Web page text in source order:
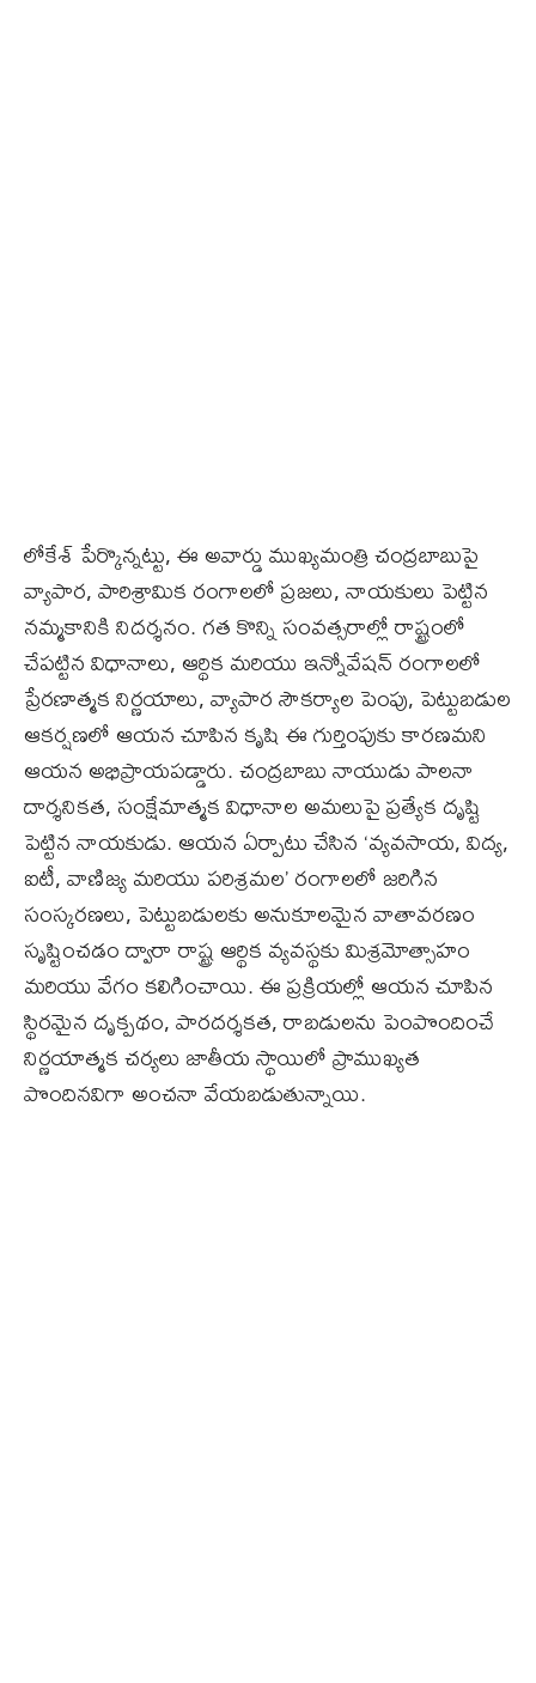
లోకేశ్ పేర్కొన్నట్టు, ఈ అవార్డు ముఖ్యమంత్రి చంద్రబాబుపై
వ్యాపార, పారిశ్రామిక రంగాలలో ప్రజలు, నాయకులు పెట్టిన
నమ్మకానికి నిదర్శనం. గత కొన్ని సంవత్సరాల్లో రాష్ట్రంలో
చేపట్టిన విధానాలు, ఆర్థిక మరియు ఇన్నోవేషన్ రంగాలలో
ప్రేరణాత్మక నిర్ణయాలు, వ్యాపార సౌకర్యాల పెంపు, పెట్టుబడుల
ఆకర్షణలో ఆయన చూపిన కృషి ఈ గుర్తింపుకు కారణమని
ఆయన అభిప్రాయపడ్డారు. చంద్రబాబు నాయుడు పాలనా
దార్శనికత, సంక్షేమాత్మక విధానాల అమలుపై ప్రత్యేక దృష్టి
పెట్టిన నాయకుడు. ఆయన ఏర్పాటు చేసిన ‘వ్యవసాయ, విద్య,
ఐటీ, వాణిజ్య మరియు పరిశ్రమల’ రంగాలలో జరిగిన
సంస్కరణలు, పెట్టుబడులకు అనుకూలమైన వాతావరణం
సృష్టించడం ద్వారా రాష్ట్ర ఆర్థిక వ్యవస్థకు మిశ్రమోత్సాహం
మరియు వేగం కలిగించాయి. ఈ ప్రక్రియల్లో ఆయన చూపిన
స్థిరమైన దృక్పథం, పారదర్శకత, రాబడులను పెంపొందించే
నిర్ణయాత్మక చర్యలు జాతీయ స్థాయిలో ప్రాముఖ్యత
పొందినవిగా అంచనా వేయబడుతున్నాయి.